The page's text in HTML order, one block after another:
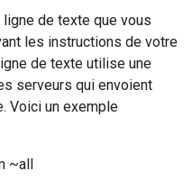
de texte que vous
les instructions de votre
de texte utilise une
serveurs qui envoient
Voici un exemple
~all